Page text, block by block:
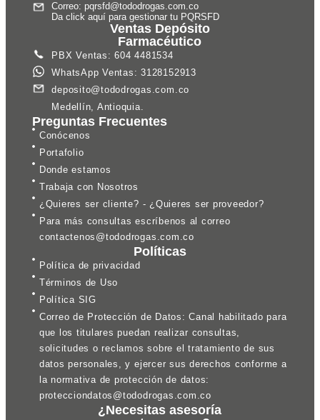
Correo: pqrsfd@tododrogas.com.co
Da click aquí para gestionar tu PQRSFD
Ventas Depósito
Farmacéutico
PBX Ventas: 604 4481534
WhatsApp Ventas: 3128152913
deposito@tododrogas.com.co
Medellín, Antioquia.
Preguntas Frecuentes
Conócenos
Portafolio
Donde estamos
Trabaja con Nosotros
¿Quieres ser cliente? - ¿Quieres ser proveedor?
Para más consultas escríbenos al correo
contactenos@tododrogas.com.co
Políticas
Política de privacidad
Términos de Uso
Política SIG
Correo de Protección de Datos: Canal habilitado para
que los titulares puedan realizar consultas,
solicitudes o reclamos sobre el tratamiento de sus
datos personales, y ejercer sus derechos conforme a
la normativa de protección de datos:
protecciondatos@tododrogas.com.co
¿Necesitas asesoría